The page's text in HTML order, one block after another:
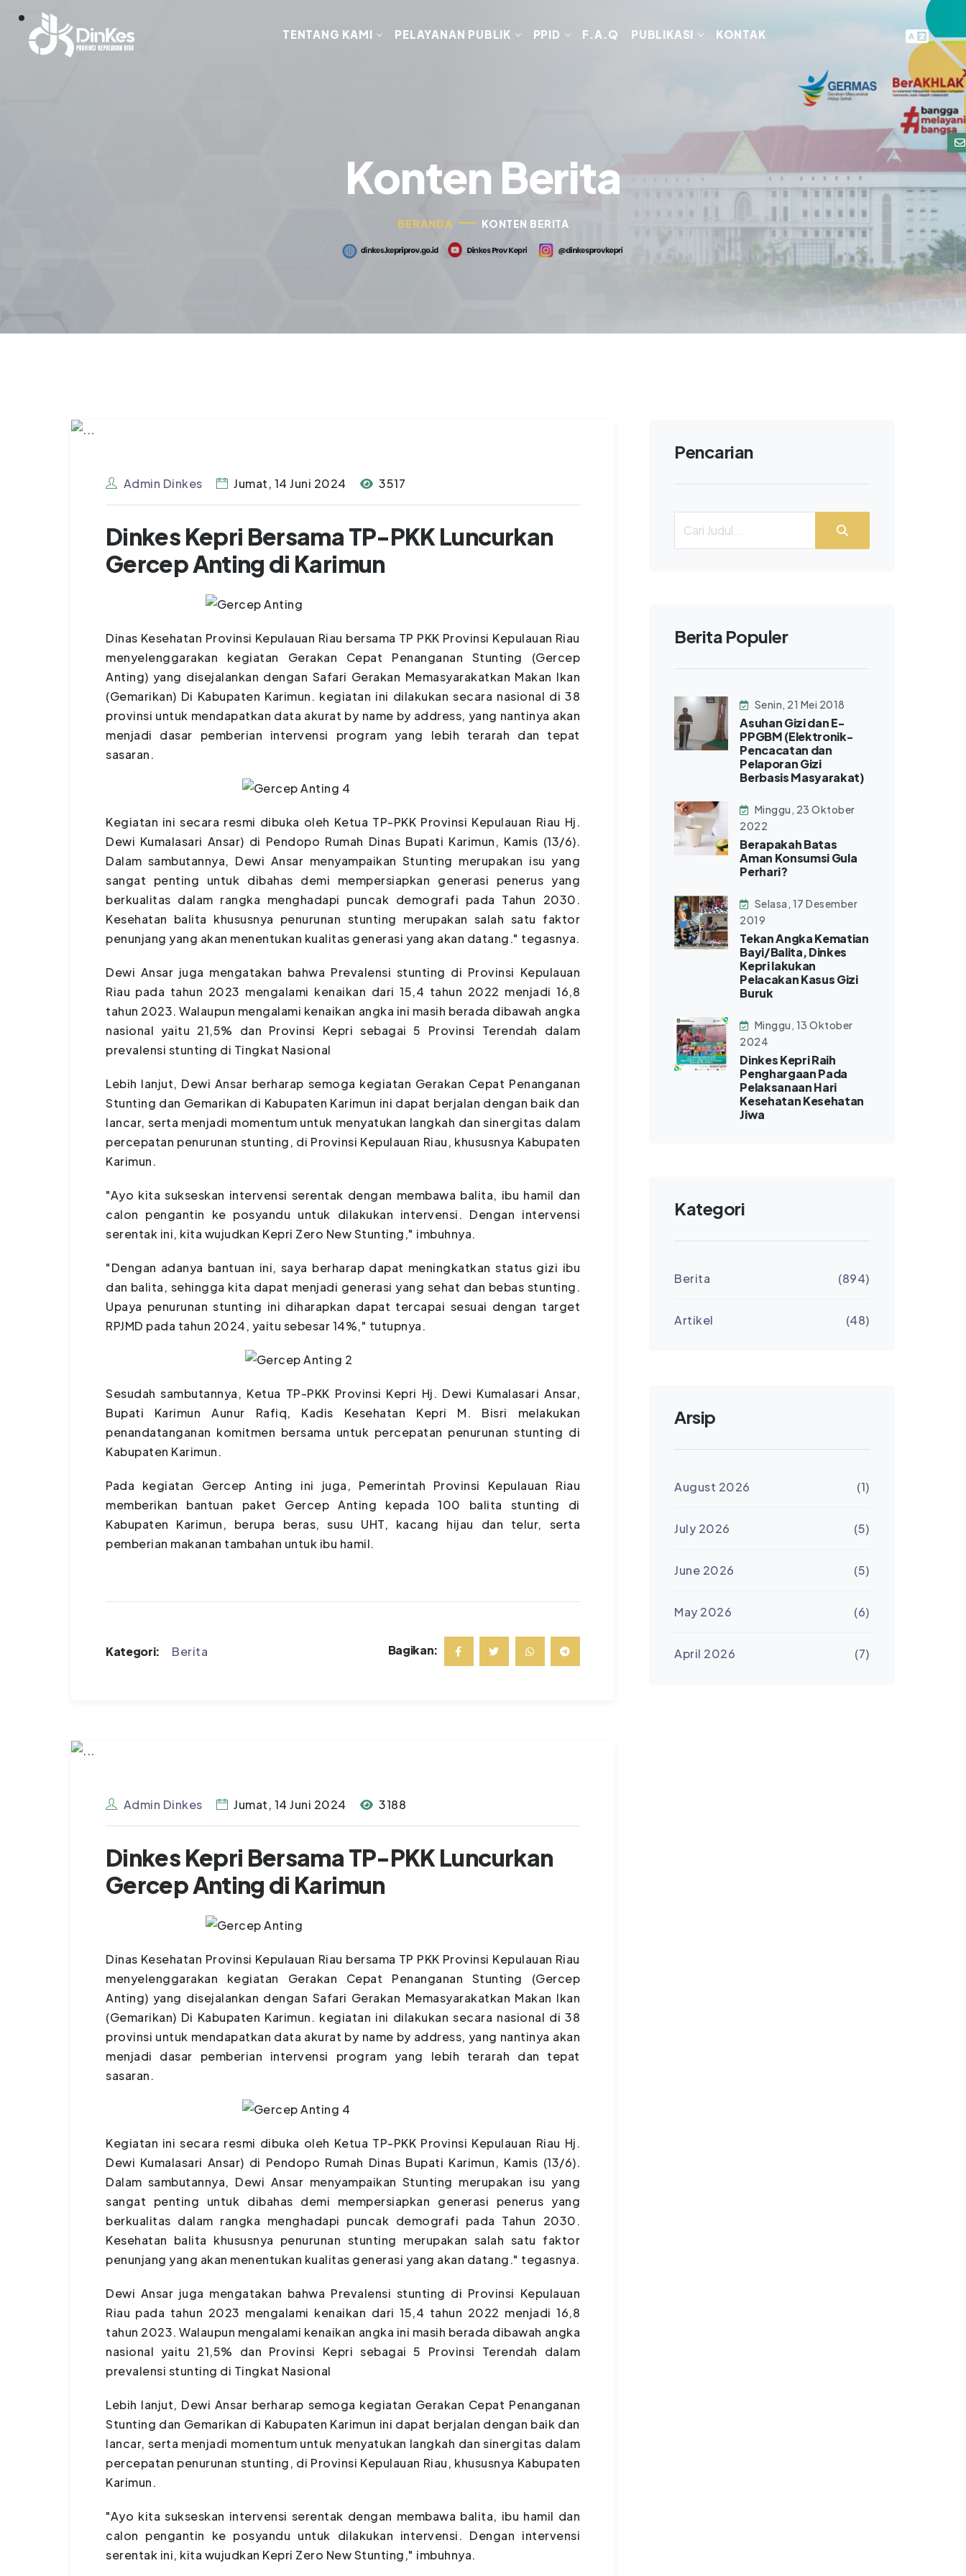
TENTANG KAMI PELAYANAN PUBLIK PPID F.A.Q PUBLIKASI KONTAK
Konten Berita
BERANDA KONTEN BERITA
Admin Dinkes Jumat, 14 Juni 2024 3517
Dinkes Kepri Bersama TP-PKK Luncurkan
Gercep Anting di Karimun
Dinas Kesehatan Provinsi Kepulauan Riau bersama TP PKK Provinsi Kepulauan Riau
menyelenggarakan kegiatan Gerakan Cepat Penanganan Stunting (Gercep
Anting) yang disejalankan dengan Safari Gerakan Memasyarakatkan Makan Ikan
(Gemarikan) Di Kabupaten Karimun. kegiatan ini dilakukan secara nasional di 38
provinsi untuk mendapatkan data akurat by name by address, yang nantinya akan
menjadi dasar pemberian intervensi program yang lebih terarah dan tepat
sasaran.
Kegiatan ini secara resmi dibuka oleh Ketua TP-PKK Provinsi Kepulauan Riau Hj.
Dewi Kumalasari Ansar) di Pendopo Rumah Dinas Bupati Karimun, Kamis (13/6).
Dalam sambutannya, Dewi Ansar menyampaikan Stunting merupakan isu yang
sangat penting untuk dibahas demi mempersiapkan generasi penerus yang
berkualitas dalam rangka menghadapi puncak demografi pada Tahun 2030.
Kesehatan balita khususnya penurunan stunting merupakan salah satu faktor
penunjang yang akan menentukan kualitas generasi yang akan datang." tegasnya.
Dewi Ansar juga mengatakan bahwa Prevalensi stunting di Provinsi Kepulauan
Riau pada tahun 2023 mengalami kenaikan dari 15,4 tahun 2022 menjadi 16,8
tahun 2023. Walaupun mengalami kenaikan angka ini masih berada dibawah angka
nasional yaitu 21,5% dan Provinsi Kepri sebagai 5 Provinsi Terendah dalam
prevalensi stunting di Tingkat Nasional
Lebih lanjut, Dewi Ansar berharap semoga kegiatan Gerakan Cepat Penanganan
Stunting dan Gemarikan di Kabupaten Karimun ini dapat berjalan dengan baik dan
lancar, serta menjadi momentum untuk menyatukan langkah dan sinergitas dalam
percepatan penurunan stunting, di Provinsi Kepulauan Riau, khususnya Kabupaten
Karimun.
"Ayo kita sukseskan intervensi serentak dengan membawa balita, ibu hamil dan
calon pengantin ke posyandu untuk dilakukan intervensi. Dengan intervensi
serentak ini, kita wujudkan Kepri Zero New Stunting," imbuhnya.
"Dengan adanya bantuan ini, saya berharap dapat meningkatkan status gizi ibu
dan balita, sehingga kita dapat menjadi generasi yang sehat dan bebas stunting.
Upaya penurunan stunting ini diharapkan dapat tercapai sesuai dengan target
RPJMD pada tahun 2024, yaitu sebesar 14%," tutupnya.
Sesudah sambutannya, Ketua TP-PKK Provinsi Kepri Hj. Dewi Kumalasari Ansar,
Bupati Karimun Aunur Rafiq, Kadis Kesehatan Kepri M. Bisri melakukan
penandatanganan komitmen bersama untuk percepatan penurunan stunting di
Kabupaten Karimun.
Pada kegiatan Gercep Anting ini juga, Pemerintah Provinsi Kepulauan Riau
memberikan bantuan paket Gercep Anting kepada 100 balita stunting di
Kabupaten Karimun, berupa beras, susu UHT, kacang hijau dan telur, serta
pemberian makanan tambahan untuk ibu hamil.
Kategori: Berita Bagikan:
Admin Dinkes Jumat, 14 Juni 2024 3188
Dinkes Kepri Bersama TP-PKK Luncurkan
Gercep Anting di Karimun
Dinas Kesehatan Provinsi Kepulauan Riau bersama TP PKK Provinsi Kepulauan Riau
menyelenggarakan kegiatan Gerakan Cepat Penanganan Stunting (Gercep
Anting) yang disejalankan dengan Safari Gerakan Memasyarakatkan Makan Ikan
(Gemarikan) Di Kabupaten Karimun. kegiatan ini dilakukan secara nasional di 38
provinsi untuk mendapatkan data akurat by name by address, yang nantinya akan
menjadi dasar pemberian intervensi program yang lebih terarah dan tepat
sasaran.
Kegiatan ini secara resmi dibuka oleh Ketua TP-PKK Provinsi Kepulauan Riau Hj.
Dewi Kumalasari Ansar) di Pendopo Rumah Dinas Bupati Karimun, Kamis (13/6).
Dalam sambutannya, Dewi Ansar menyampaikan Stunting merupakan isu yang
sangat penting untuk dibahas demi mempersiapkan generasi penerus yang
berkualitas dalam rangka menghadapi puncak demografi pada Tahun 2030.
Kesehatan balita khususnya penurunan stunting merupakan salah satu faktor
penunjang yang akan menentukan kualitas generasi yang akan datang." tegasnya.
Dewi Ansar juga mengatakan bahwa Prevalensi stunting di Provinsi Kepulauan
Riau pada tahun 2023 mengalami kenaikan dari 15,4 tahun 2022 menjadi 16,8
tahun 2023. Walaupun mengalami kenaikan angka ini masih berada dibawah angka
nasional yaitu 21,5% dan Provinsi Kepri sebagai 5 Provinsi Terendah dalam
prevalensi stunting di Tingkat Nasional
Lebih lanjut, Dewi Ansar berharap semoga kegiatan Gerakan Cepat Penanganan
Stunting dan Gemarikan di Kabupaten Karimun ini dapat berjalan dengan baik dan
lancar, serta menjadi momentum untuk menyatukan langkah dan sinergitas dalam
percepatan penurunan stunting, di Provinsi Kepulauan Riau, khususnya Kabupaten
Karimun.
"Ayo kita sukseskan intervensi serentak dengan membawa balita, ibu hamil dan
calon pengantin ke posyandu untuk dilakukan intervensi. Dengan intervensi
serentak ini, kita wujudkan Kepri Zero New Stunting," imbuhnya.
Pencarian
Berita Populer
Senin, 21 Mei 2018
Asuhan Gizi dan E-
PPGBM (Elektronik-
Pencacatan dan
Pelaporan Gizi
Berbasis Masyarakat)
Minggu, 23 Oktober
2022
Berapakah Batas
Aman Konsumsi Gula
Perhari?
Selasa, 17 Desember
2019
Tekan Angka Kematian
Bayi/Balita, Dinkes
Kepri lakukan
Pelacakan Kasus Gizi
Buruk
Minggu, 13 Oktober
2024
Dinkes Kepri Raih
Penghargaan Pada
Pelaksanaan Hari
Kesehatan Kesehatan
Jiwa
Kategori
Berita (894)
Artikel (48)
Arsip
August 2026 (1)
July 2026 (5)
June 2026 (5)
May 2026 (6)
April 2026 (7)